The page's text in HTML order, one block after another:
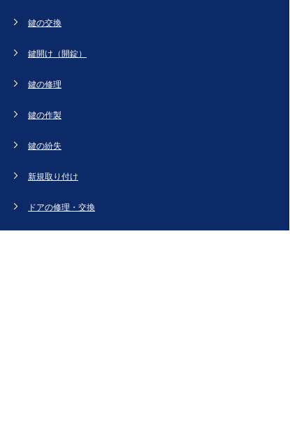
鍵の交換
鍵開け（開錠）
鍵の修理
鍵の作製
鍵の紛失
新規取り付け
ドアの修理・交換